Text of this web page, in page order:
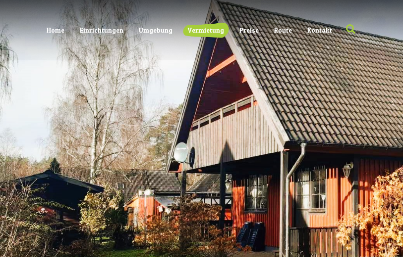
Home Einrichtungen Umgebung Vermietung Preise Route Kontakt